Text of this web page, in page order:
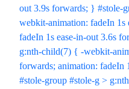
out 3.9s forwards; } #stole-
webkit-animation: fadeIn 1s
fadeIn 1s ease-in-out 3.6s
g:nth-child(7) { -webkit-
forwards; animation: fadeIn
#stole-group #stole-g >